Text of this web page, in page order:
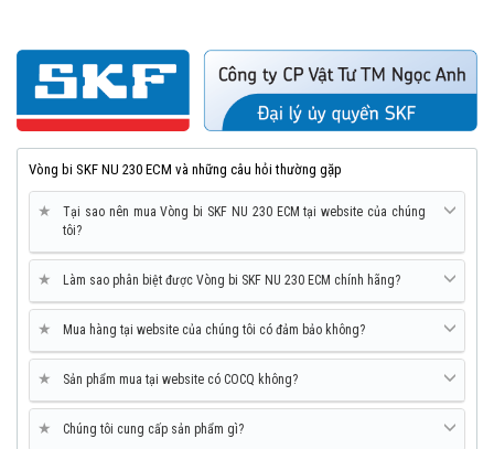
Vòng bi SKF NU 230 ECM và những câu hỏi thường gặp
★
Tại sao nên mua Vòng bi SKF NU 230 ECM tại website của chúng
tôi?
★ Làm sao phân biệt được Vòng bi SKF NU 230 ECM chính hãng?
★ Mua hàng tại website của chúng tôi có đảm bảo không?
★ Sản phẩm mua tại website có COCQ không?
★ Chúng tôi cung cấp sản phẩm gì?